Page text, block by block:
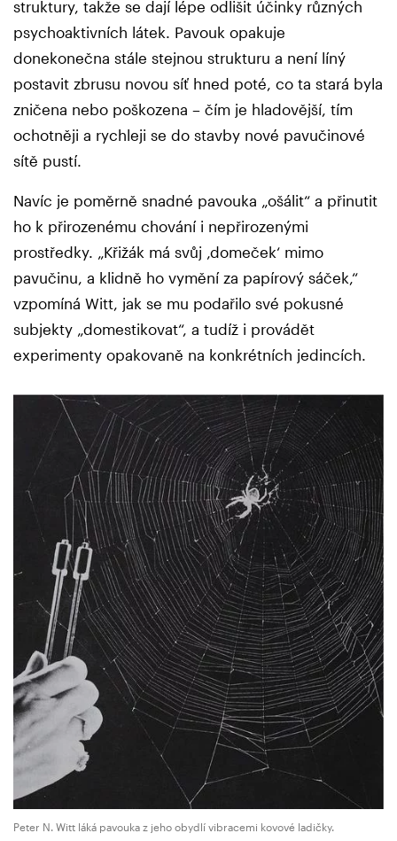
struktury, takže se dají lépe odlišit účinky různých
psychoaktivních látek. Pavouk opakuje
donekonečna stále stejnou strukturu a není líný
postavit zbrusu novou síť hned poté, co ta stará byla
zničena nebo poškozena – čím je hladovější, tím
ochotněji a rychleji se do stavby nové pavučinové
sítě pustí.
Navíc je poměrně snadné pavouka „ošálit“ a přinutit
ho k přirozenému chování i nepřirozenými
prostředky. „Křižák má svůj ‚domeček‘ mimo
pavučinu, a klidně ho vymění za papírový sáček,“
vzpomíná Witt, jak se mu podařilo své pokusné
subjekty „domestikovat“, a tudíž i provádět
experimenty opakovaně na konkrétních jedincích.
Peter N. Witt láká pavouka z jeho obydlí vibracemi kovové ladičky.